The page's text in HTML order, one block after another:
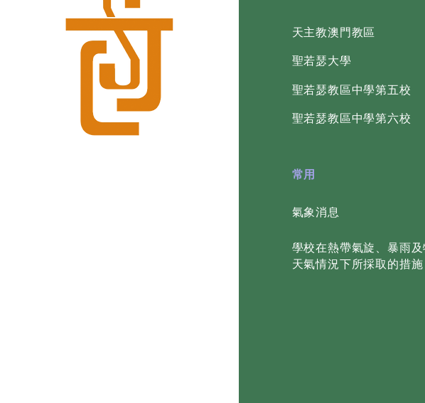
天主教澳門教區
​聖若瑟大學
​聖若瑟教區中學第五校
​聖若瑟教區中學第六校
常用
氣象消息
學校在熱帶氣旋、暴雨
天氣情況下所採取的措施